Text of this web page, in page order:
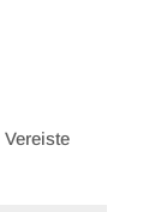
Vereiste